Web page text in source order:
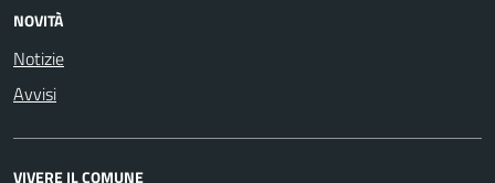
NOVITÀ
Notizie
Avvisi
VIVERE IL COMUNE